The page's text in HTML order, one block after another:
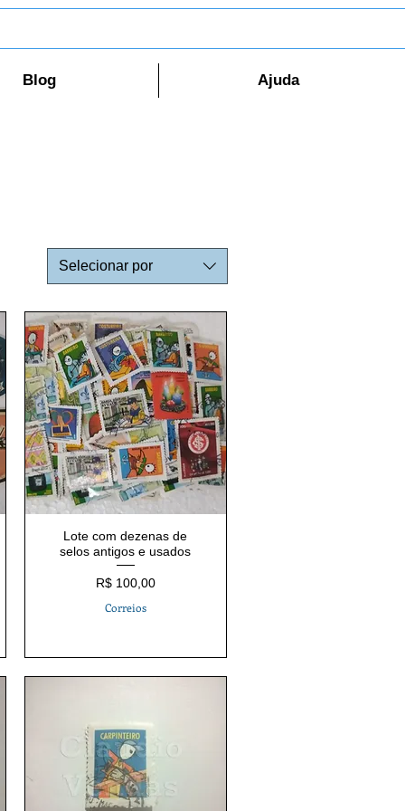
Blog Ajuda
Selecionar por
Lote com dezenas de
selos antigos e usados
Preço
R$ 100,00
Correios